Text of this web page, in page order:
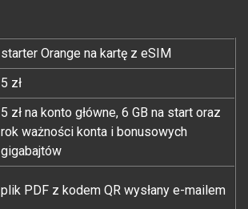
starter Orange na kartę z eSIM
5 zł
5 zł na konto główne, 6 GB na start oraz
rok ważności konta i bonusowych
gigabajtów
plik PDF z kodem QR wysłany e-mailem